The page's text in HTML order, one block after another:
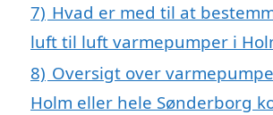
7) Hvad er med til at
luft til luft varmepumper i
8) Oversigt over
Holm eller hele Sønderborg